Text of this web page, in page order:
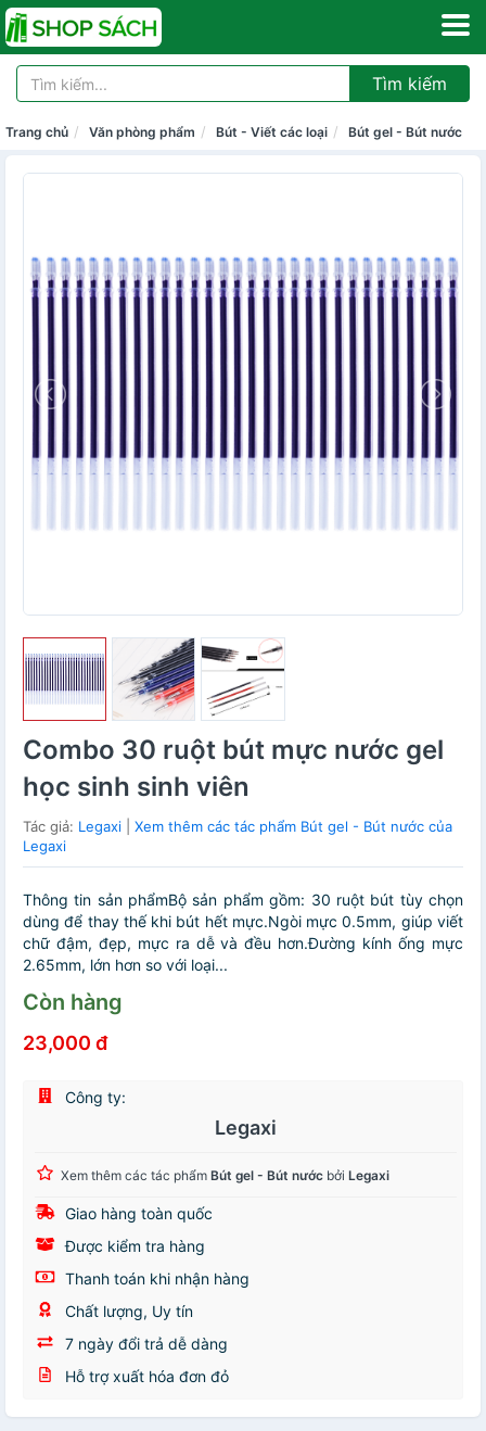
Tìm kiếm
Trang chủ Văn phòng phẩm Bút - Viết các loại Bút gel - Bút nước
Combo 30 ruột bút mực nước gel
học sinh sinh viên
Tác giả: Legaxi
Xem thêm các tác phẩm Bút gel - Bút nước của
Legaxi
Thông tin sản phẩmBộ sản phẩm gồm: 30 ruột bút tùy chọn
dùng để thay thế khi bút hết mực.Ngòi mực 0.5mm, giúp viết
chữ đậm, đẹp, mực ra dễ và đều hơn.Đường kính ống mực
2.65mm, lớn hơn so với loại...
Còn hàng
23,000 đ
Công ty:
Legaxi
Xem thêm các tác phẩm Bút gel - Bút nước bởi Legaxi
Giao hàng toàn quốc
Được kiểm tra hàng
Thanh toán khi nhận hàng
Chất lượng, Uy tín
7 ngày đổi trả dễ dàng
Hỗ trợ xuất hóa đơn đỏ